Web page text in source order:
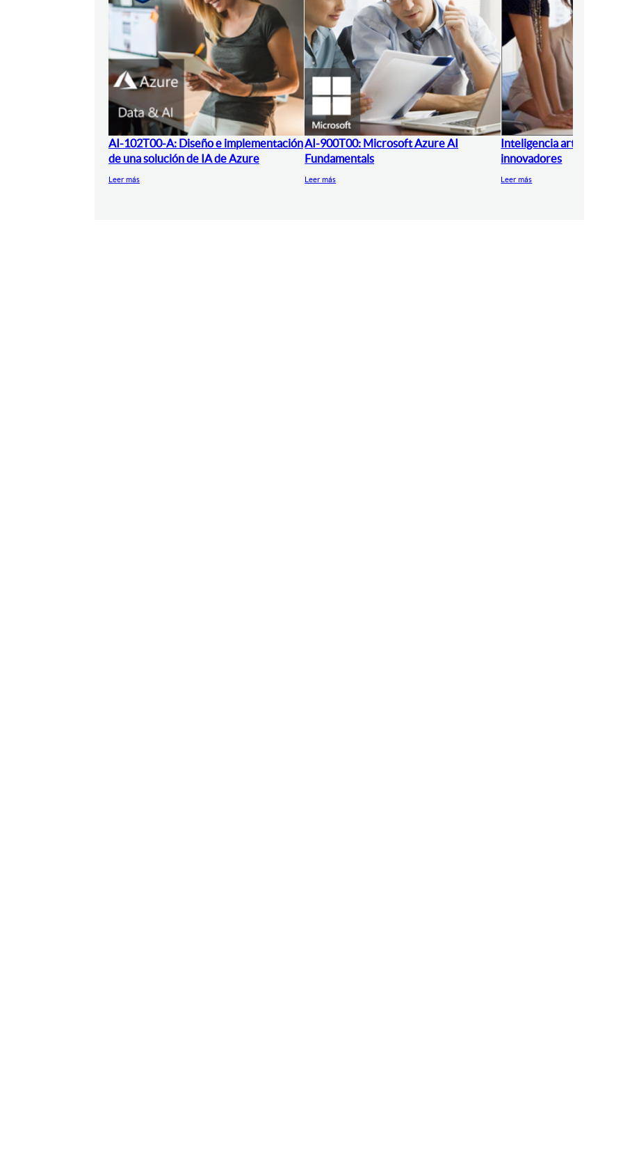
AI-102T00-A: Diseño e implementación
de una solución de IA de Azure
Leer más
AI-900T00: Microsoft Azure AI
Fundamentals
Leer más
Inteligencia artificial
innovadores
Leer más